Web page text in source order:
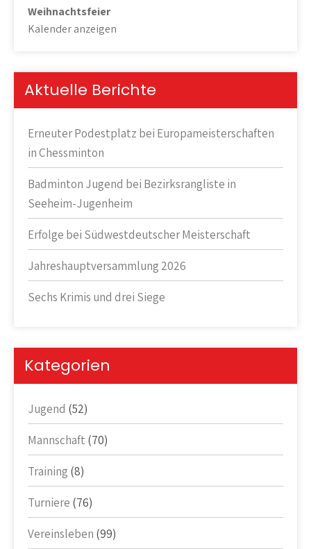
Weihnachtsfeier
Kalender anzeigen
Aktuelle Berichte
Erneuter Podestplatz bei Europameisterschaften
in Chessminton
Badminton Jugend bei Bezirksrangliste in
Seeheim-Jugenheim
Erfolge bei Südwestdeutscher Meisterschaft
Jahreshauptversammlung 2026
Sechs Krimis und drei Siege
Kategorien
Jugend (52)
Mannschaft (70)
Training (8)
Turniere (76)
Vereinsleben (99)